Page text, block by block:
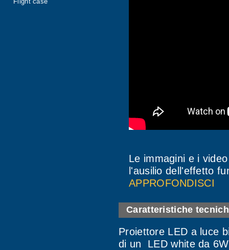
Le immagini e i
l'ausilio dell'effetto
APPROFONDISCI
Caratteristiche
Proiettore LED a luce
di un LED white da